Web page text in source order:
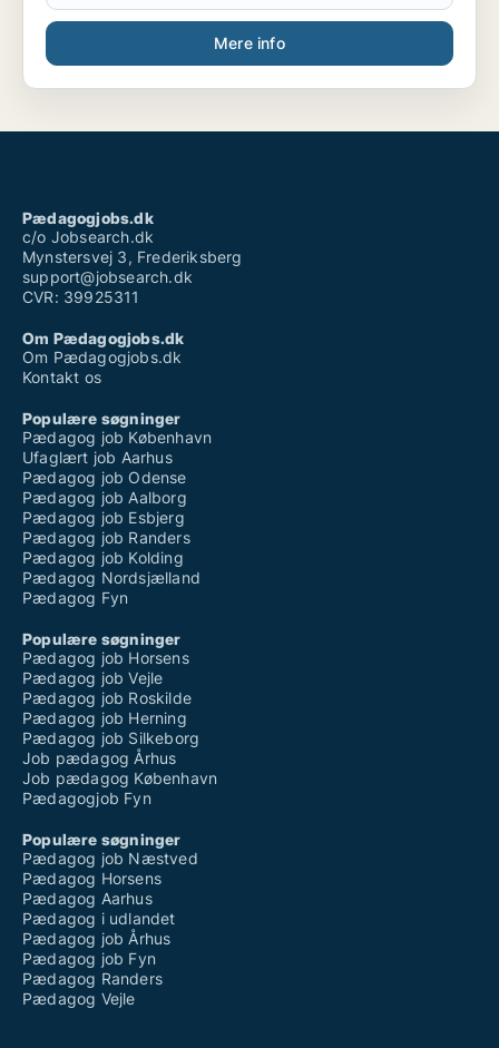
Mere info
Pædagogjobs.dk
c/o Jobsearch.dk
Mynstersvej 3, Frederiksberg
support@jobsearch.dk
CVR: 39925311
Om Pædagogjobs.dk
Om Pædagogjobs.dk
Kontakt os
Populære søgninger
Pædagog job København
Ufaglært job Aarhus
Pædagog job Odense
Pædagog job Aalborg
Pædagog job Esbjerg
Pædagog job Randers
Pædagog job Kolding
Pædagog Nordsjælland
Pædagog Fyn
Populære søgninger
Pædagog job Horsens
Pædagog job Vejle
Pædagog job Roskilde
Pædagog job Herning
Pædagog job Silkeborg
Job pædagog Århus
Job pædagog København
Pædagogjob Fyn
Populære søgninger
Pædagog job Næstved
Pædagog Horsens
Pædagog Aarhus
Pædagog i udlandet
Pædagog job Århus
Pædagog job Fyn
Pædagog Randers
Pædagog Vejle